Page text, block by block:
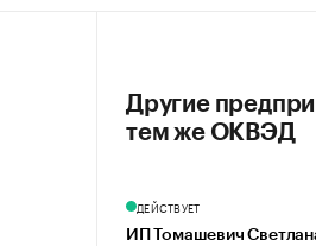
Другие
тем же ОКВЭД
ДЕЙСТВУЕТ
ИП Томашевич